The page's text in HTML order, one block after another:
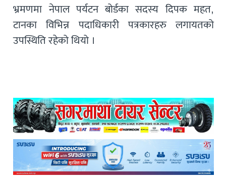
भ्रमणमा नेपाल पर्यटन बोर्डका सदस्य दिपक महत,
टानका विभिन्न पदाधिकारी पत्रकारहरु लगायतको
उपस्थिति रहेको थियो ।